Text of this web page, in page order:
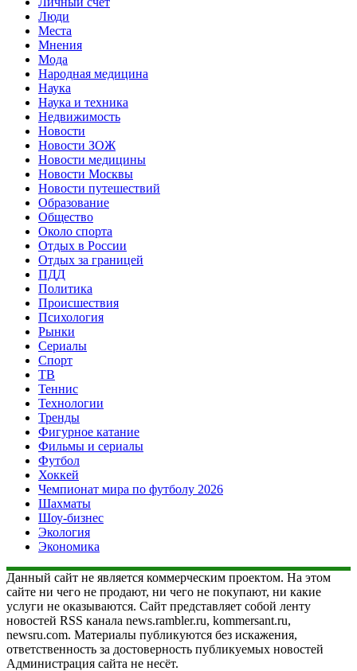
Люди
Места
Мнения
Мода
Народная медицина
Наука
Наука и техника
Недвижимость
Новости
Новости ЗОЖ
Новости медицины
Новости Москвы
Новости путешествий
Образование
Общество
Около спорта
Отдых в России
Отдых за границей
ПДД
Политика
Происшествия
Психология
Рынки
Сериалы
Спорт
ТВ
Теннис
Технологии
Тренды
Фигурное катание
Фильмы и сериалы
Футбол
Хоккей
Чемпионат мира по футболу 2026
Шахматы
Шоу-бизнес
Экология
Экономика
Данный сайт не является коммерческим проектом. На этом
сайте ни чего не продают, ни чего не покупают, ни какие
услуги не оказываются. Сайт представляет собой ленту
новостей RSS канала news.rambler.ru, kommersant.ru,
newsru.com. Материалы публикуются без искажения,
ответственность за достоверность публикуемых новостей
Администрация сайта не несёт.